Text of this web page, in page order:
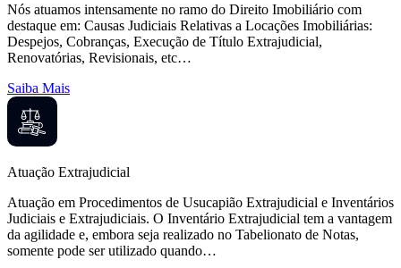
Nós atuamos intensamente no ramo do Direito Imobiliário com
destaque em: Causas Judiciais Relativas a Locações Imobiliárias:
Despejos, Cobranças, Execução de Título Extrajudicial,
Renovatórias, Revisionais, etc…
Saiba Mais
Atuação Extrajudicial
Atuação em Procedimentos de Usucapião Extrajudicial e Inventários
Judiciais e Extrajudiciais. O Inventário Extrajudicial tem a vantagem
da agilidade e, embora seja realizado no Tabelionato de Notas,
somente pode ser utilizado quando…